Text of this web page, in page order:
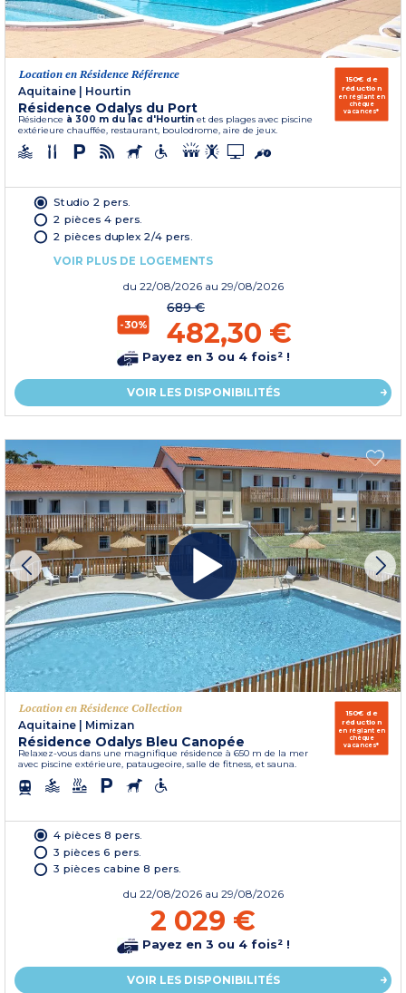
Location en Résidence Référence
Aquitaine | Hourtin
Résidence Odalys du Port
Résidence à 300 m du lac d'Hourtin et des plages avec piscine
extérieure chauffée, restaurant, boulodrome, aire de jeux.
150€ de
réduction
en réglant en
chèque
vacances*
Studio 2 pers.
2 pièces 4 pers.
2 pièces duplex 2/4 pers.
VOIR PLUS DE LOGEMENTS
du 22/08/2026 au 29/08/2026
-30%
689 €
482,30 €
Payez en 3 ou 4 fois² !
VOIR LES DISPONIBILITÉS
Location en Résidence Collection
Aquitaine
Mimizan
Résidence Odalys Bleu Canopée
Relaxez-vous dans une magnifique résidence à 650 m de la mer
avec piscine extérieure, pataugeoire, salle de fitness, et sauna.
150€ de
réduction
en réglant en
chèque
vacances*
4 pièces 8 pers.
3 pièces 6 pers.
3 pièces cabine 8 pers.
du 22/08/2026 au 29/08/2026
2 029 €
Payez en 3 ou 4 fois² !
VOIR LES DISPONIBILITÉS